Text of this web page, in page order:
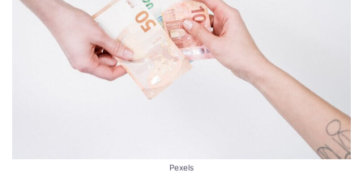
Pexels